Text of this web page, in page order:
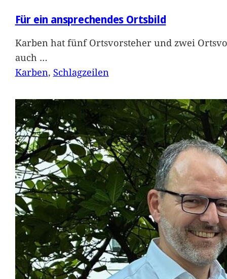
Für ein ansprechendes Ortsbild
Karben hat fünf Ortsvorsteher und zwei
auch …
Karben, Schlagzeilen